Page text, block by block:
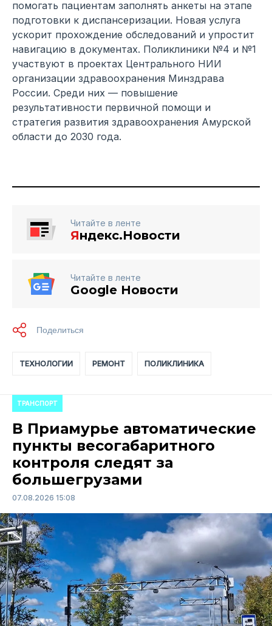
помогать пациентам заполнять анкеты на этапе
подготовки к диспансеризации. Новая услуга
ускорит прохождение обследований и упростит
навигацию в документах. Поликлиники №4 и №1
участвуют в проектах Центрального НИИ
организации здравоохранения Минздрава
России. Среди них — повышение
результативности первичной помощи и
стратегия развития здравоохранения Амурской
области до 2030 года.
Читайте в ленте
Яндекс.Новости
Читайте в ленте
Google Новости
ТЕХНОЛОГИИ РЕМОНТ ПОЛИКЛИНИКА
ТРАНСПОРТ
В Приамурье автоматические
пункты весогабаритного
контроля следят за
большегрузами
07.08.2026 15:08